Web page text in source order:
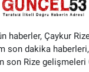
haberler, Çaykur
son dakika
son Rize gelişmeleri